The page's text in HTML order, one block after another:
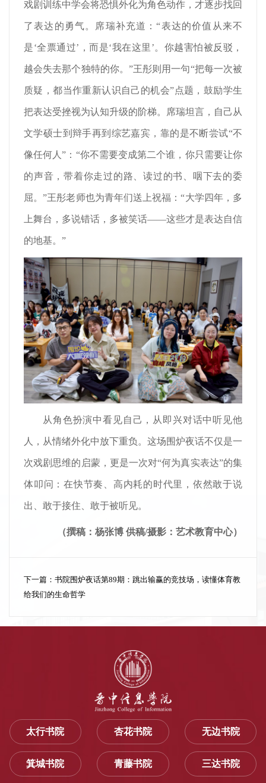
戏剧训练中学会将恐惧外化为角色动作，才逐步找回
了表达的勇气。席瑞补充道：“表达的价值从来不
是‘全票通过’，而是‘我在这里’。你越害怕被反驳，
越会失去那个独特的你。”王彤则用一句“把每一次被
质疑，都当作重新认识自己的机会”点题，鼓励学生
把表达受挫视为认知升级的阶梯。席瑞坦言，自己从
文学硕士到辩手再到综艺嘉宾，靠的是不断尝试“不
像任何人”：“你不需要变成第二个谁，你只需要让你
的声音，带着你走过的路、读过的书、咽下去的委
屈。”王彤老师也为青年们送上祝福：“大学四年，多
上舞台，多说错话，多被笑话——这些才是表达自信
的地基。”
从角色扮演中看见自己，从即兴对话中听见他
人，从情绪外化中放下重负。这场围炉夜话不仅是一
次戏剧思维的启蒙，更是一次对“何为真实表达”的集
体叩问：在快节奏、高内耗的时代里，依然敢于说
出、敢于接住、敢于被听见。
（撰稿： 杨张博 供稿/摄影： 艺术教育中心）
下一篇： 书院围炉夜话第89期：跳出输赢的竞技场，读懂体育教
给我们的生命哲学
太行书院 杏花书院 无边书院
箕城书院 青藤书院 三达书院